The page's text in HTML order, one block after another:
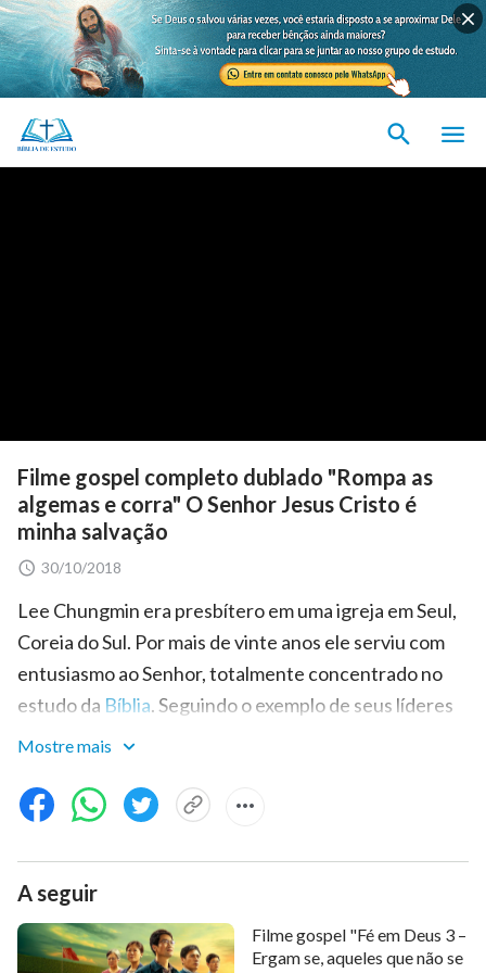
Filme gospel completo dublado "Rompa as
algemas e corra" O Senhor Jesus Cristo é
minha salvação
30/10/2018
Lee Chungmin era presbítero em uma igreja em Seul,
Coreia do Sul. Por mais de vinte anos ele serviu com
entusiasmo ao Senhor, totalmente concentrado no
estudo da Bíblia. Seguindo o exemplo de seus líderes
religiosos, ele achava que acreditar no Senhor
exatamente o mesmo que ter fé no Senhor.
Acreditava que, desde que aderisse à Bíblia, ele seria
arrebatado para oreino dos céus. Essas concepções o
prendiam como um par de algemas, impedindo-o de
seguir os passos de Deus e de acreditar em Deus. Por
isso, Lee Chungmin nunca pensava em olhar para a
Mostre mais
A seguir
Filme gospel "Fé em Deus 3 –
Ergam se, aqueles que não se